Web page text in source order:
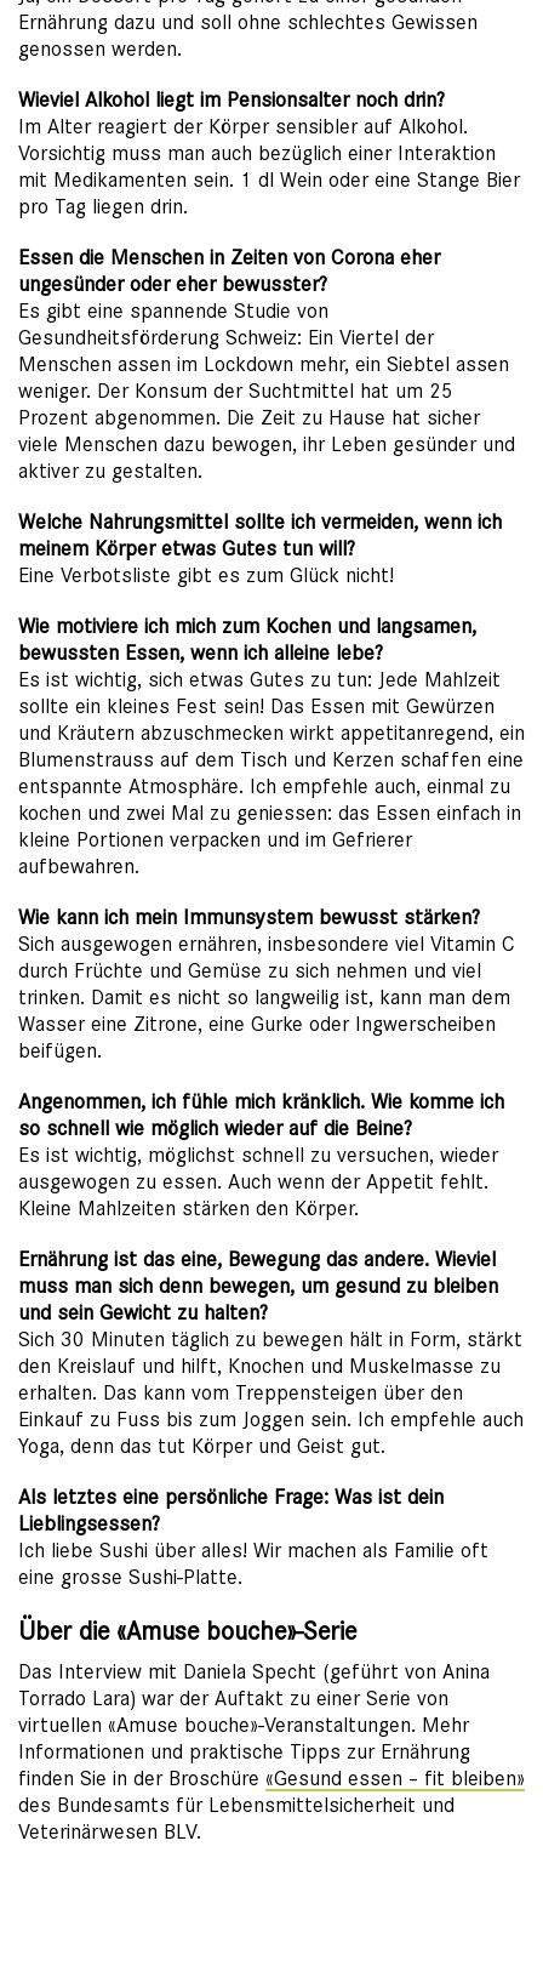
Ernährung dazu und soll ohne schlechtes Gewissen
genossen werden.
Wieviel Alkohol liegt im Pensionsalter noch drin?
Im Alter reagiert der Körper sensibler auf Alkohol.
Vorsichtig muss man auch bezüglich einer Interaktion
mit Medikamenten sein. 1 dl Wein oder eine Stange Bier
pro Tag liegen drin.
Essen die Menschen in Zeiten von Corona eher
ungesünder oder eher bewusster?
Es gibt eine spannende Studie von
Gesundheitsförderung Schweiz: Ein Viertel der
Menschen assen im Lockdown mehr, ein Siebtel assen
weniger. Der Konsum der Suchtmittel hat um 25
Prozent abgenommen. Die Zeit zu Hause hat sicher
viele Menschen dazu bewogen, ihr Leben gesünder und
aktiver zu gestalten.
Welche Nahrungsmittel sollte ich vermeiden, wenn ich
meinem Körper etwas Gutes tun will?
Eine Verbotsliste gibt es zum Glück nicht!
Wie motiviere ich mich zum Kochen und langsamen,
bewussten Essen, wenn ich alleine lebe?
Es ist wichtig, sich etwas Gutes zu tun: Jede Mahlzeit
sollte ein kleines Fest sein! Das Essen mit Gewürzen
und Kräutern abzuschmecken wirkt appetitanregend, ein
Blumenstrauss auf dem Tisch und Kerzen schaffen eine
entspannte Atmosphäre. Ich empfehle auch, einmal zu
kochen und zwei Mal zu geniessen: das Essen einfach in
kleine Portionen verpacken und im Gefrierer
aufbewahren.
Wie kann ich mein Immunsystem bewusst stärken?
Sich ausgewogen ernähren, insbesondere viel Vitamin C
durch Früchte und Gemüse zu sich nehmen und viel
trinken. Damit es nicht so langweilig ist, kann man dem
Wasser eine Zitrone, eine Gurke oder Ingwerscheiben
beifügen.
Angenommen, ich fühle mich kränklich. Wie komme ich
so schnell wie möglich wieder auf die Beine?
Es ist wichtig, möglichst schnell zu versuchen, wieder
ausgewogen zu essen. Auch wenn der Appetit fehlt.
Kleine Mahlzeiten stärken den Körper.
Ernährung ist das eine, Bewegung das andere. Wieviel
muss man sich denn bewegen, um gesund zu bleiben
und sein Gewicht zu halten?
Sich 30 Minuten täglich zu bewegen hält in Form, stärkt
den Kreislauf und hilft, Knochen und Muskelmasse zu
erhalten. Das kann vom Treppensteigen über den
Einkauf zu Fuss bis zum Joggen sein. Ich empfehle auch
Yoga, denn das tut Körper und Geist gut.
Als letztes eine persönliche Frage: Was ist dein
Lieblingsessen?
Ich liebe Sushi über alles! Wir machen als Familie oft
eine grosse Sushi-Platte.
Über die «Amuse bouche»-Serie
Das Interview mit Daniela Specht (geführt von Anina
Torrado Lara) war der Auftakt zu einer Serie von
virtuellen «Amuse bouche»-Veranstaltungen. Mehr
Informationen und praktische Tipps zur Ernährung
finden Sie in der Broschüre «Gesund essen – fit bleiben»
des Bundesamts für Lebensmittelsicherheit und
Veterinärwesen BLV.